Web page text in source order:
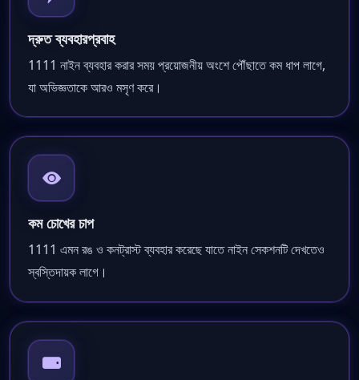
দ্রুত ব্যবহারপ্রবাহ
1111 নাইন ব্যবহার করার সময় প্রয়োজনীয় অংশে পৌঁছাতে কম ধাপ লাগে,
যা অভিজ্ঞতাকে আরও মসৃণ করে।
কম চোখের চাপ
1111 এমন রঙ ও কনট্রাস্ট ব্যবহার করেছে যাতে নাইন সেকশনটি দেখতেও
স্বস্তিদায়ক লাগে।